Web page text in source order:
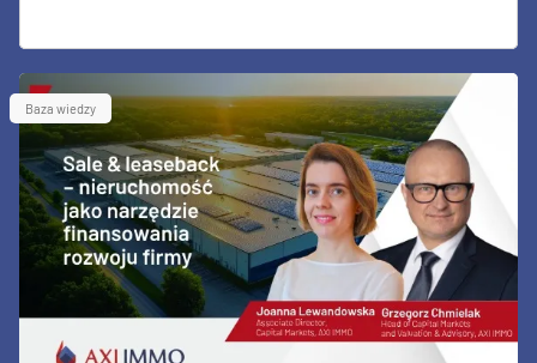
Baza wiedzy